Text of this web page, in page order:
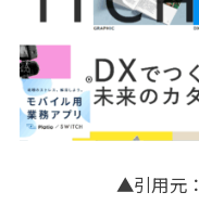
▲引用元：